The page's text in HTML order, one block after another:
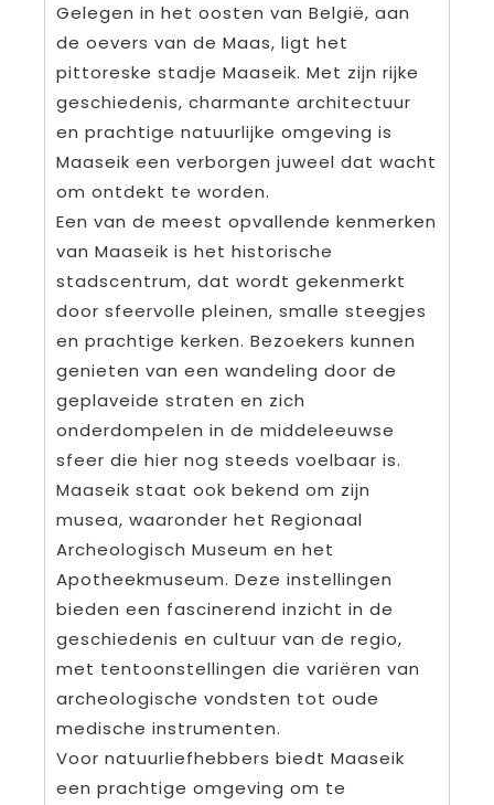
Gelegen in het oosten van België, aan
de oevers van de Maas, ligt het
pittoreske stadje Maaseik. Met zijn rijke
geschiedenis, charmante architectuur
en prachtige natuurlijke omgeving is
Maaseik een verborgen juweel dat wacht
om ontdekt te worden.
Een van de meest opvallende kenmerken
van Maaseik is het historische
stadscentrum, dat wordt gekenmerkt
door sfeervolle pleinen, smalle steegjes
en prachtige kerken. Bezoekers kunnen
genieten van een wandeling door de
geplaveide straten en zich
onderdompelen in de middeleeuwse
sfeer die hier nog steeds voelbaar is.
Maaseik staat ook bekend om zijn
musea, waaronder het Regionaal
Archeologisch Museum en het
Apotheekmuseum. Deze instellingen
bieden een fascinerend inzicht in de
geschiedenis en cultuur van de regio,
met tentoonstellingen die variëren van
archeologische vondsten tot oude
medische instrumenten.
Voor natuurliefhebbers biedt Maaseik
een prachtige omgeving om te